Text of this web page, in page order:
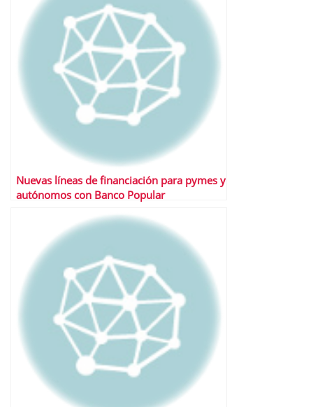
Nuevas líneas de financiación para pymes y
autónomos con Banco Popular